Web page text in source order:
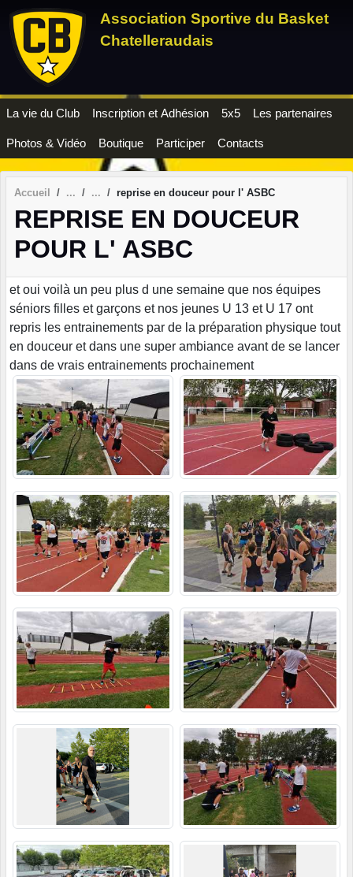
Association Sportive du Basket
Chatelleraudais
La vie du Club Inscription et Adhésion 5x5 Les partenaires
Photos & Vidéo Boutique Participer Contacts
Accueil reprise en douceur pour l' ASBC
REPRISE EN DOUCEUR
POUR L' ASBC
et oui voilà un peu plus d une semaine que nos équipes
séniors filles et garçons et nos jeunes U 13 et U 17 ont
repris les entrainements par de la préparation physique tout
en douceur et dans une super ambiance avant de se lancer
dans de vrais entrainements prochainement
Panneau de gestion des cookies